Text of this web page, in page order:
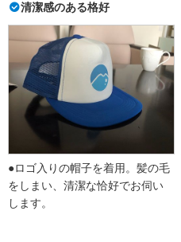
清潔感のある格好
●ロゴ入りの帽子を着用。髪の毛
をしまい、清潔な恰好でお伺い
します。